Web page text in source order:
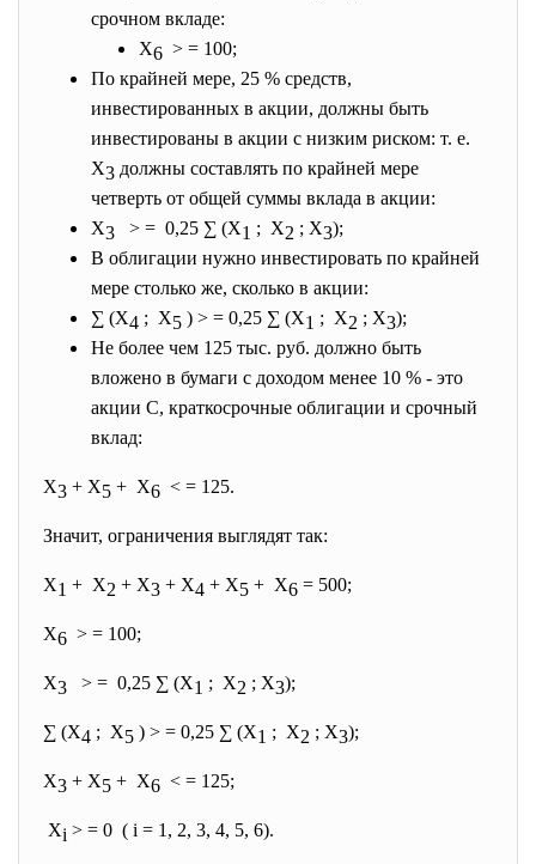
срочном вкладе:
Х6 > = 100;
По крайней мере, 25 % средств,
инвестированных в акции, должны быть
инвестированы в акции с низким риском: т. е.
X3 должны составлять по крайней мере
четверть от общей суммы вклада в акции:
X3 > = 0,25 ∑ (X1 ; X2 ; X3);
В облигации нужно инвестировать по крайней
мере столько же, сколько в акции:
∑ (X4 ; X5 ) > = 0,25 ∑ (X1 ; X2 ; X3);
Не более чем 125 тыс. руб. должно быть
вложено в бумаги с доходом менее 10 % - это
акции С, краткосрочные облигации и срочный
вклад:
X3 + X5 + X6 < = 125.
Значит, ограничения выглядят так:
X1 + X2 + X3 + X4 + X5 + X6 = 500;
Х6 > = 100;
X3 > = 0,25 ∑ (X1 ; X2 ; X3);
∑ (X4 ; X5 ) > = 0,25 ∑ (X1 ; X2 ; X3);
X3 + X5 + X6 < = 125;
Xi > = 0 ( i = 1, 2, 3, 4, 5, 6).